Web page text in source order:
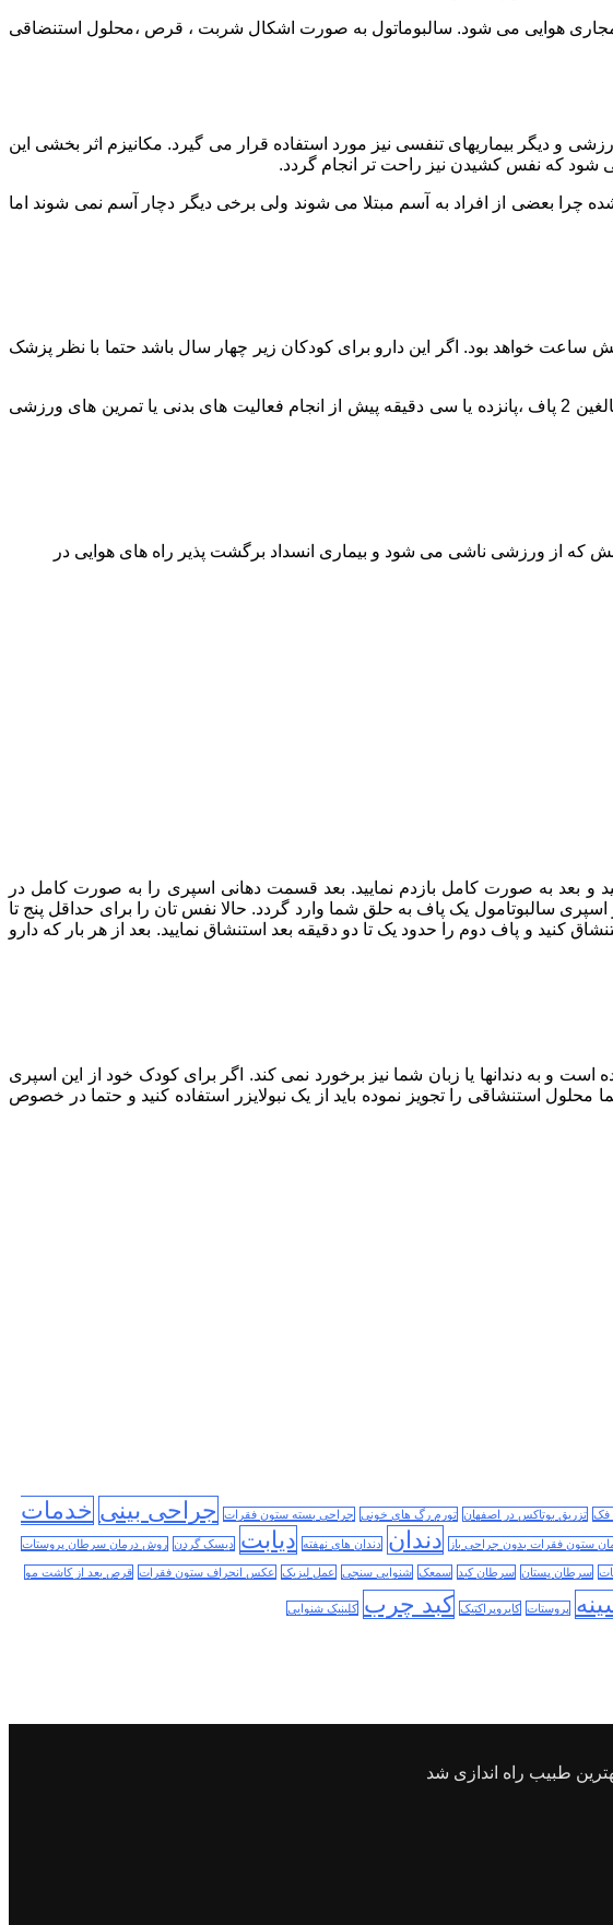
مجاری هوایی می شود. سالبوماتول به صورت اشکال شربت ، قرص ،محلول استنضاقی
و دیگر بیماریهای تنفسی نیز مورد استفاده قرار می گیرد. مکانیزم اثر بخشی این
که نفس کشیدن نیز راحت تر انجام گردد.
بعضی از افراد به آسم مبتلا می شوند ولی برخی دیگر دچار آسم نمی شوند اما
تر از چهار سال هستند یا افراد بالغین 1 تا 2 پاف هر چهار ساعت تا شش ساعت خواهد بود. اگر این دارو برای کودکان زیر چهار سال باشد حتما با نظر پزشک
اگر از این اسپری برای جلوگیری از تنگی نفس پس از فعالیت های بدنی باشد برای کودکان بزرگ تر از چهار سال و برای بالغین 2 پاف ،پانزده یا سی دقیقه پیش از انجام فعالیت های بدنی یا تمرین های ورزشی
که از ورزشی ناشی می شود و بیماری انسداد برگشت پذیر راه های هوایی در
و بعد به صورت کامل بازدم نمایید. بعد قسمت دهانی اسپری را به صورت کامل در
سالبوتامول یک پاف به حلق شما وارد گردد. حالا نفس تان را برای حداقل پنج تا
نفس بکشید. در صورتی که پزشک از شما خواسته باید هر بار 2 پاف از دارو را استنشاق کنید و پاف دوم را حدود یک تا دو دقیقه بعد استنشاق نمایید. بعد از هر بار که دارو
و به دندانها یا زبان شما نیز برخورد نمی کند. اگر برای کودک خود از این اسپری
محلول استنشاقی را تجویز نموده باید از یک نبولایزر استفاده کنید و حتما در خصوص
فک تزریق بوتاکس در اصفهان تورم رگ های خونی جراحی بسته ستون فقرات جراحی بینی خدمات
ستون فقرات بدون جراحی باز دندان دندان های نهفته دیابت دیسک گردن روش درمان سرطان پروستات
سرطان پستان سرطان کبد سمعک شنوایی سنجی عمل لیزیک عکس انحراف ستون فقرات قرص بعد از کاشت مو
پروستات کایروپراکتیک کبد چرب کلینیک شنوایی